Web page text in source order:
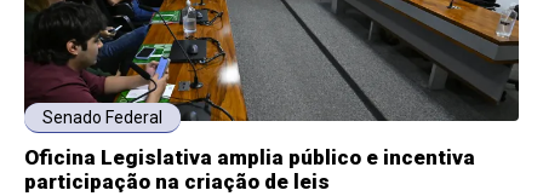
Senado Federal
Oficina Legislativa amplia público e incentiva
participação na criação de leis